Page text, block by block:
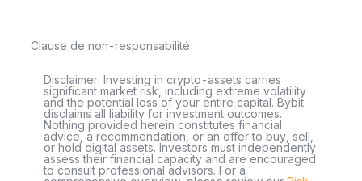
Clause de non-responsabilité
Disclaimer: Investing in crypto-assets carries
significant market risk, including extreme volatility
and the potential loss of your entire capital. Bybit
disclaims all liability for investment outcomes.
Nothing provided herein constitutes financial
advice, a recommendation, or an offer to buy, sell,
or hold digital assets. Investors must independently
assess their financial capacity and are encouraged
to consult professional advisors. For a